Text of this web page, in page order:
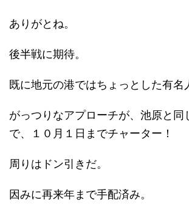
ありがとね。
後半戦に期待。
既に地元の港ではちょっとした有名
がっつりなアプローチが、池原と同
で、１０月１日までチャーター！
周りはドン引きだ。
因みに再来年まで手配済み。